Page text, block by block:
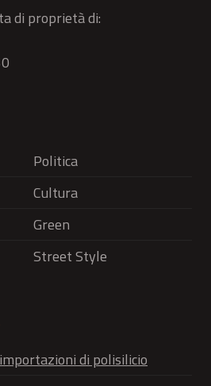
di proprietà di:
Politica
Cultura
Green
Street Style
di polisilicio